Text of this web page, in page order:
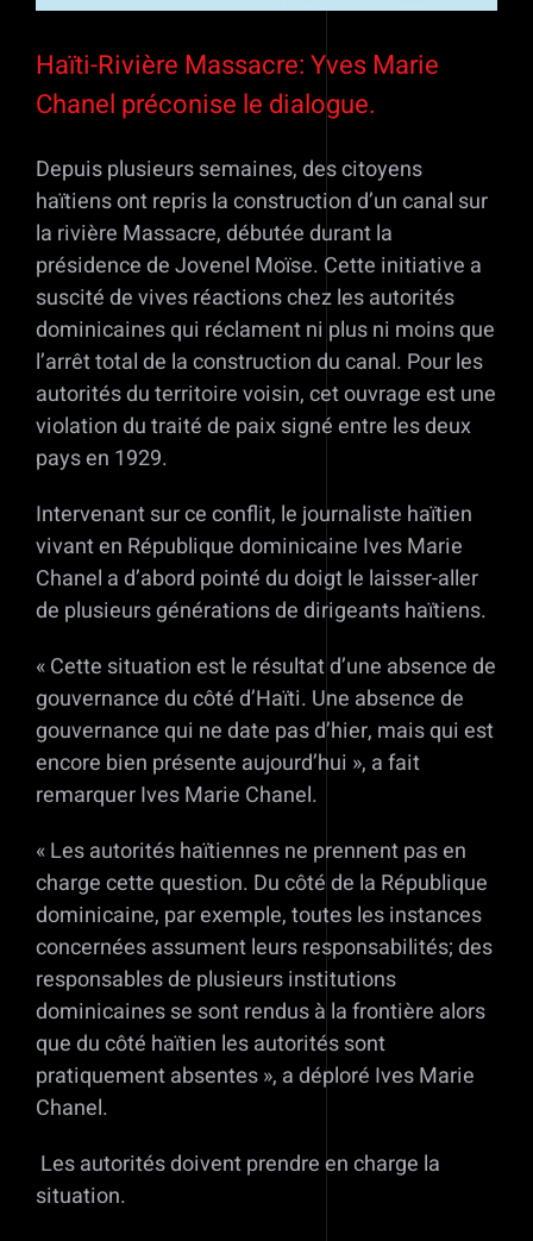
Haïti-Rivière Massacre: Yves Marie
Chanel préconise le dialogue.
Depuis plusieurs semaines, des citoyens
haïtiens ont repris la construction d’un canal sur
la rivière Massacre, débutée durant la
présidence de Jovenel Moïse. Cette initiative a
suscité de vives réactions chez les autorités
dominicaines qui réclament ni plus ni moins que
l’arrêt total de la construction du canal. Pour les
autorités du territoire voisin, cet ouvrage est une
violation du traité de paix signé entre les deux
pays en 1929.
Intervenant sur ce conflit, le journaliste haïtien
vivant en République dominicaine Ives Marie
Chanel a d’abord pointé du doigt le laisser-aller
de plusieurs générations de dirigeants haïtiens.
« Cette situation est le résultat d’une absence de
gouvernance du côté d’Haïti. Une absence de
gouvernance qui ne date pas d’hier, mais qui est
encore bien présente aujourd’hui », a fait
remarquer Ives Marie Chanel.
« Les autorités haïtiennes ne prennent pas en
charge cette question. Du côté de la République
dominicaine, par exemple, toutes les instances
concernées assument leurs responsabilités; des
responsables de plusieurs institutions
dominicaines se sont rendus à la frontière alors
que du côté haïtien les autorités sont
pratiquement absentes », a déploré Ives Marie
Chanel.
Les autorités doivent prendre en charge la
situation.